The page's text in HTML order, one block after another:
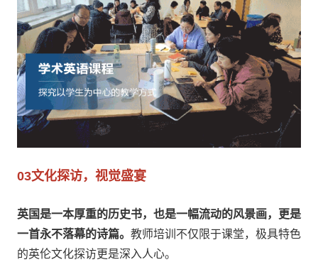
03文化探访，视觉盛宴
英国是一本厚重的历史书，也是一幅流动的风景画，更是
一首永不落幕的诗篇。 教师培训不仅限于课堂，极具特色
的英伦文化探访更是深入人心。